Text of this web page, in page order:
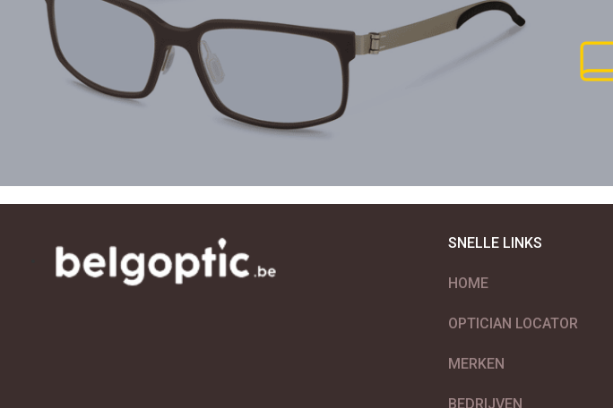
SNELLE LINKS
HOME
OPTICIAN LOCATOR
MERKEN
BEDRIJVEN